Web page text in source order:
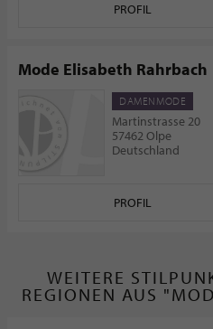
PROFIL
Mode Elisabeth Rahrbach
DAMENMODE
Martinstrasse 20
57462 Olpe
Deutschland
PROFIL
WEITERE
REGIONEN AUS